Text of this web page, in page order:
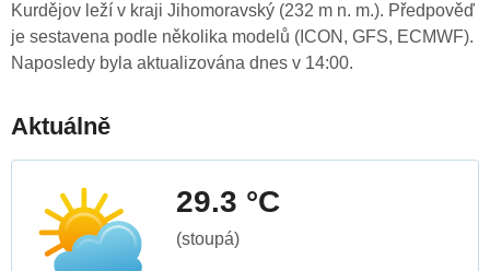
Kurdějov leží v kraji Jihomoravský (232 m n. m.). Předpověď
je sestavena podle několika modelů (ICON, GFS, ECMWF).
Naposledy byla aktualizována dnes v 14:00.
Aktuálně
29.3 °C
(stoupá)